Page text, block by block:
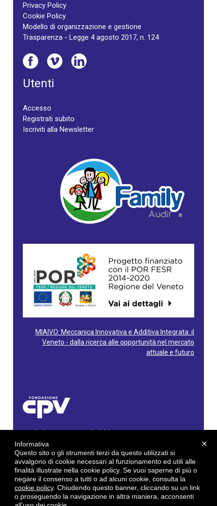
Privacy Policy
Cookie Policy
Modello di organizzazione e gestione
Trasparenza - Legge 4 agosto 2017, n. 124
Utenti
Accesso
Registrati subito
Iscriviti alla Newsletter
MIAIVO: Meccanica Innovativa e Additiva Integrata: il
Veneto - dalla ricerca alle opportunità nel mercato
attuale e futuro
Via Gioacchino Rossini, 60 - 36100 Vicenza - Italy
Tel. 0444/960500 - Fax 0444/1932220
C.F. e P. IVA: 02429800242
E-mail:info@cpv.org
E-mail certificata PEC:pec.cpv@legalmail.it
byGruppo 4 srl
×
Informativa
Questo sito o gli strumenti terzi da questo utilizzati si
avvalgono di cookie necessari al funzionamento ed utili alle
finalità illustrate nella cookie policy. Se vuoi saperne di più o
negare il consenso a tutti o ad alcuni cookie, consulta la
cookie policy. Chiudendo questo banner, cliccando su un link
o proseguendo la navigazione in altra maniera, acconsenti